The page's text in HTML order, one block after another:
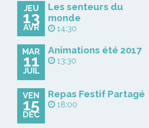
JEU
13
AVR
Les senteurs du
monde
14:30
MAR
11
JUIL
Animations été 2017
13:30
VEN
15
DÉC
Repas Festif Partagé
18:00